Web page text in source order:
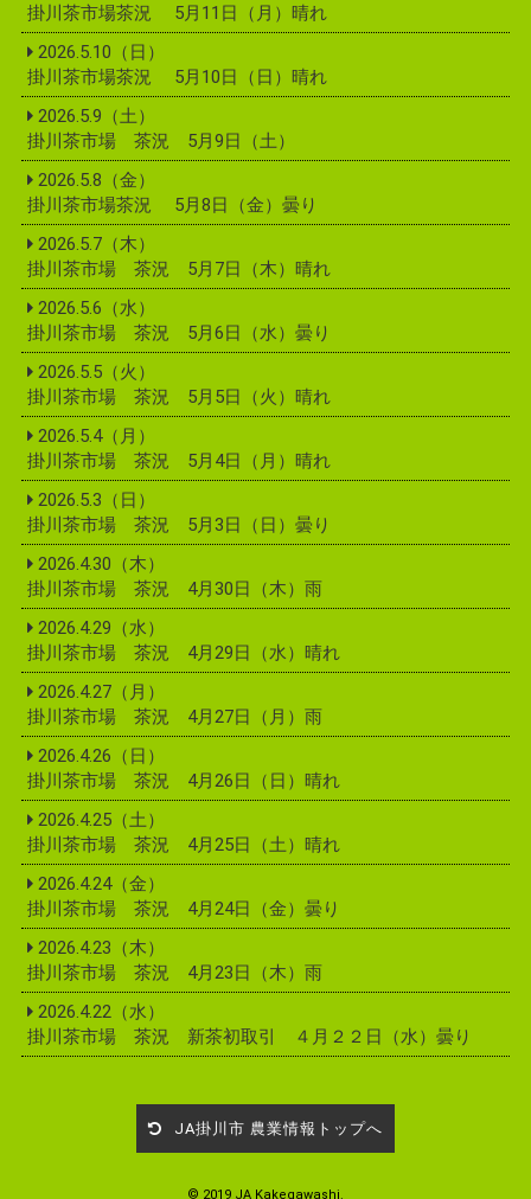
掛川茶市場茶況 5月11日（月）晴れ
2026.5.10（日）
掛川茶市場茶況 5月10日（日）晴れ
2026.5.9（土）
掛川茶市場 茶況 5月9日（土）
2026.5.8（金）
掛川茶市場茶況 5月8日（金）曇り
2026.5.7（木）
掛川茶市場 茶況 5月7日（木）晴れ
2026.5.6（水）
掛川茶市場 茶況 5月6日（水）曇り
2026.5.5（火）
掛川茶市場 茶況 5月5日（火）晴れ
2026.5.4（月）
掛川茶市場 茶況 5月4日（月）晴れ
2026.5.3（日）
掛川茶市場 茶況 5月3日（日）曇り
2026.4.30（木）
掛川茶市場 茶況 4月30日（木）雨
2026.4.29（水）
掛川茶市場 茶況 4月29日（水）晴れ
2026.4.27（月）
掛川茶市場 茶況 4月27日（月）雨
2026.4.26（日）
掛川茶市場 茶況 4月26日（日）晴れ
2026.4.25（土）
掛川茶市場 茶況 4月25日（土）晴れ
2026.4.24（金）
掛川茶市場 茶況 4月24日（金）曇り
2026.4.23（木）
掛川茶市場 茶況 4月23日（木）雨
2026.4.22（水）
掛川茶市場 茶況 新茶初取引 ４月２２日（水）曇り
JA掛川市 農業情報トップへ
© 2019 JA Kakegawashi.